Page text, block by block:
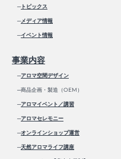
─トピックス
─メディア情報
─イベント情報
事業内容
─アロマ空間デザイン
─商品企画・製造（OEM）
─アロマイベント／講習
─アロマセレモニー
─オンラインショップ運営
─天然アロマライフ講座